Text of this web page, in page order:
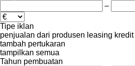
–
Tipe iklan
penjualan dari produsen leasing kredit
tambah pertukaran
tampilkan semua
Tahun pembuatan